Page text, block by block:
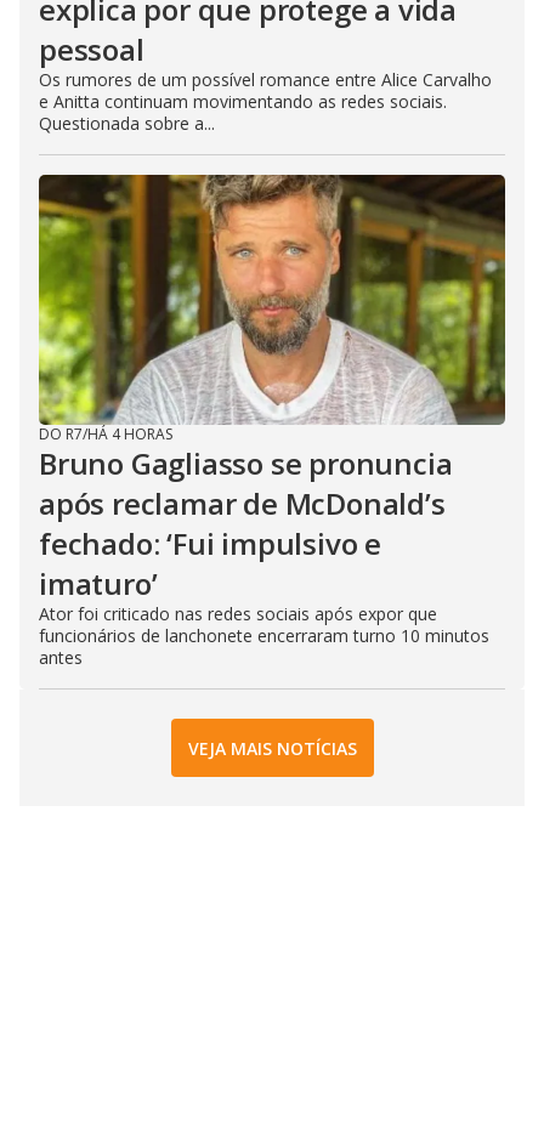
explica por que protege a vida
pessoal
Os rumores de um possível romance entre Alice Carvalho
e Anitta continuam movimentando as redes sociais.
Questionada sobre a...
DO R7/HÁ 4 HORAS
Bruno Gagliasso se pronuncia
após reclamar de McDonald’s
fechado: ‘Fui impulsivo e
imaturo’
Ator foi criticado nas redes sociais após expor que
funcionários de lanchonete encerraram turno 10 minutos
antes
VEJA MAIS NOTÍCIAS